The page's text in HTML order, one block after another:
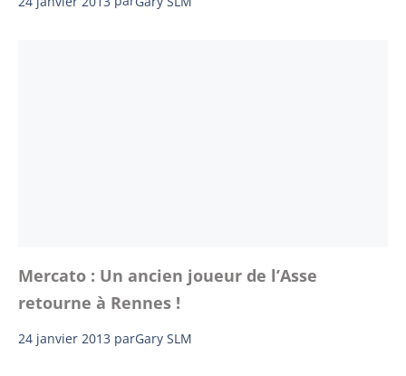
Mercato : Un ancien joueur de l’Asse
retourne à Rennes !
24 janvier 2013 parGary SLM